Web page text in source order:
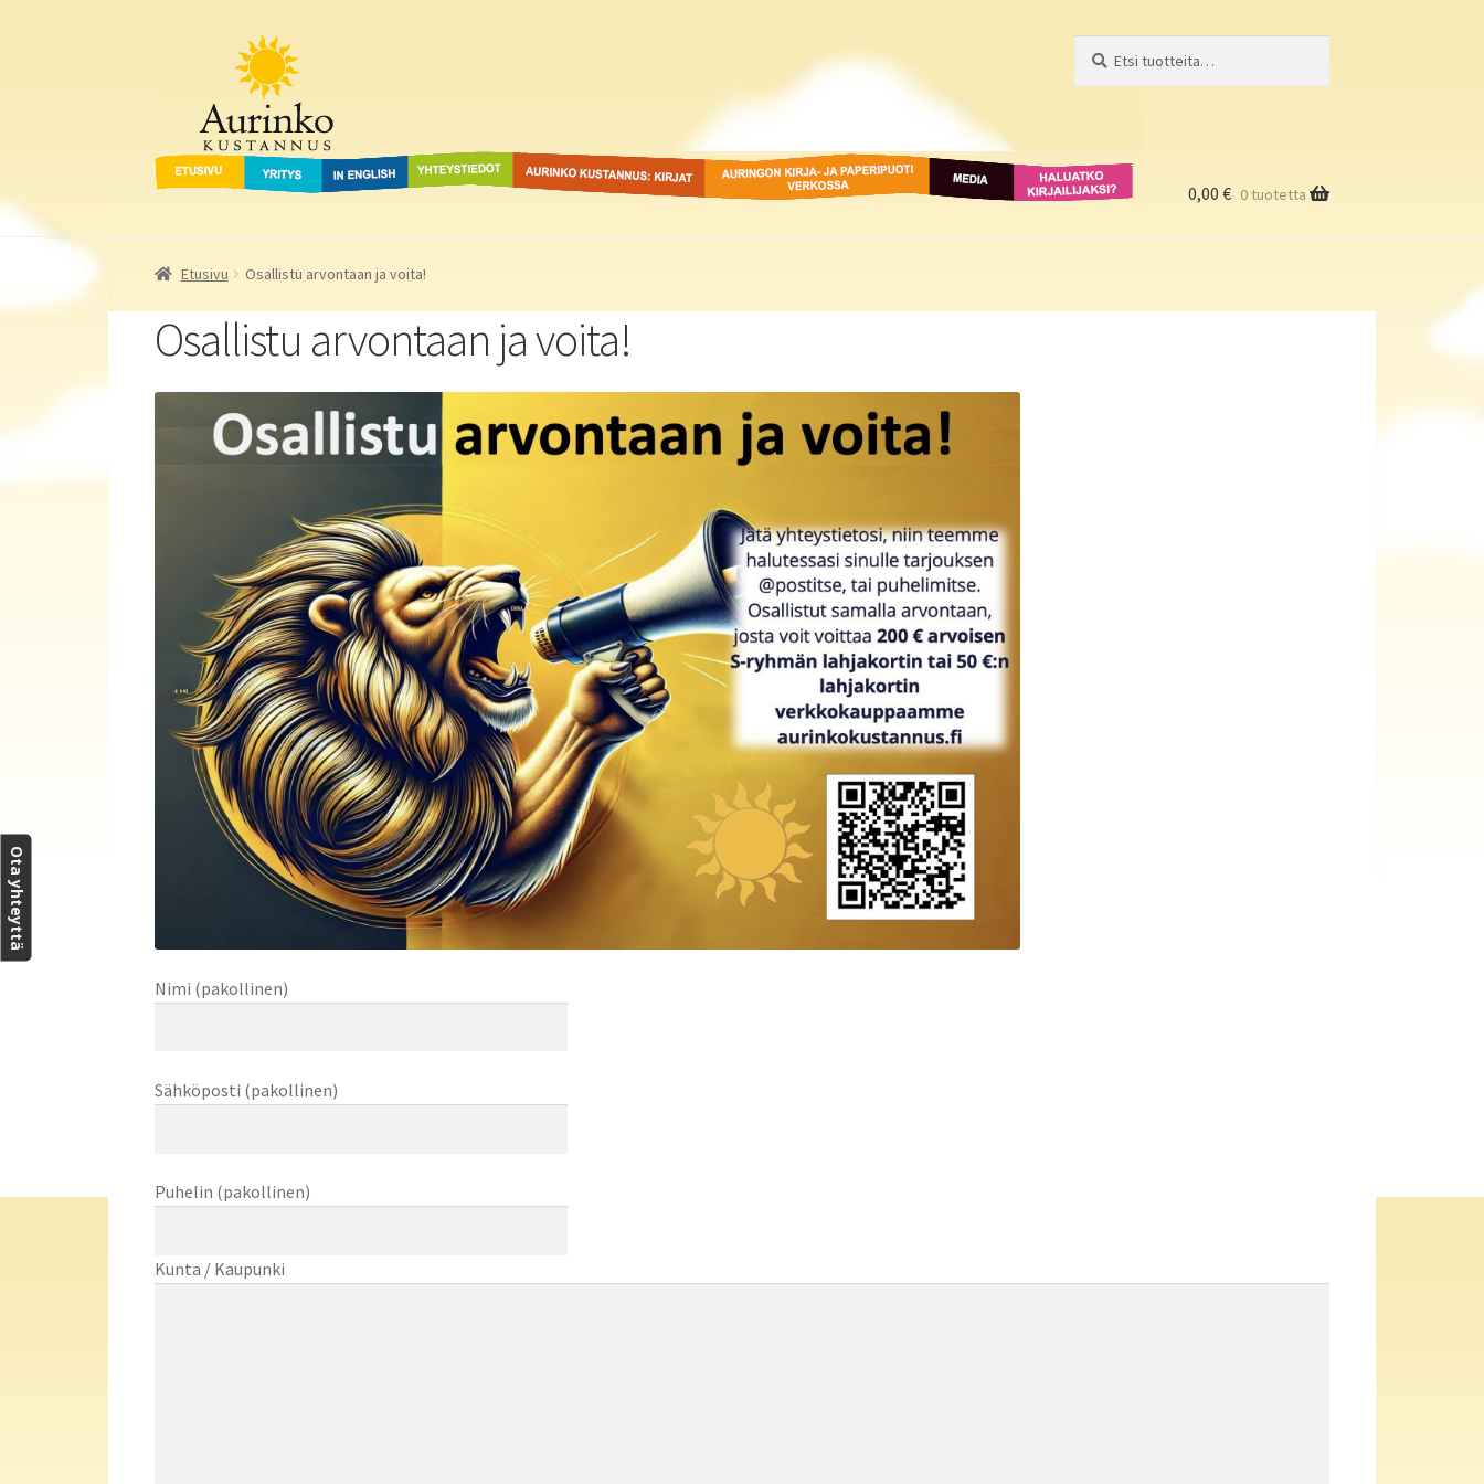
navigointiin
Aurinko Kustannus
Etusivu Yritys In English Yhteystiedot Aurinko Kustannus: kirjat Auringon kirja- ja
paperipuodit verkossa
Media
Haluatko
kirjailijaksi?
0,00 € 0 tuotetta
Etusivu Osallistu arvontaan ja voita!
Osallistu arvontaan ja voita!
Nimi (pakollinen)
Sähköposti (pakollinen)
Puhelin (pakollinen)
Kunta / Kaupunki
Ota yhteyttä